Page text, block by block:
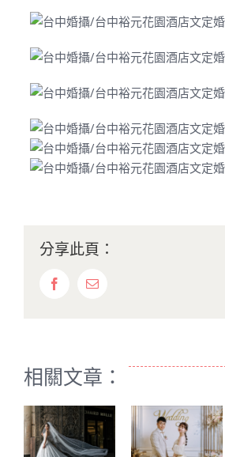
分享此頁：
FacebookEmail:
相關文章：